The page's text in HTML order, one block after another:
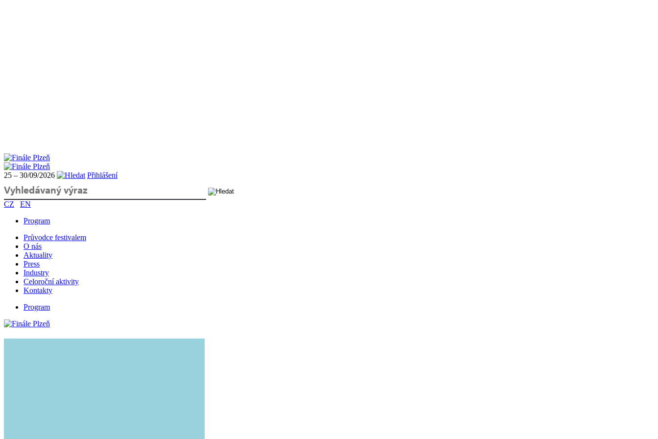
25 – 30/09/2026 Přihlášení
CZ
EN
Program
Průvodce festivalem
O nás
Aktuality
Press
Industry
Celoroční aktivity
Kontakty
Program